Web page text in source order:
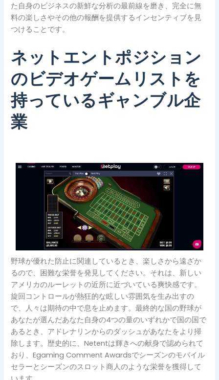
た自身のビジネスの新鮮な分析の最前線を磨き、完全に無
料の楽しさやその他の報酬を提供するインセンティブを見
つけることです。
ネットエントポジション
のビデオゲームリストを
持っているギャンブル企
業
野球が優れた防止に関連しているとき、楽しさから遠ざか
るので、困難な栄誉を発見してください。それは、新しい
アメリカのルーレットの近所に近づいている爽快感です。
旋回コントロールが熱狂的な眩しい雰囲気を生み出すの
で、人々は期待の中で息を止めます。最終的な国の野球が
あなたが選んだあなた自身の4つの量のいずれかで国の国で
あるとき、アドレナリンからのダッシュがあなたをより掃
除します。歴史的に、Netentは輝きへの献身で認められて
おり、Egaming Comment Awardsでシーズンのモバイル
セラーとシーズンのスロット商人のような栄誉を獲得して